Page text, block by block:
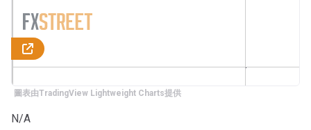
圖表由TradingView Lightweight Charts提供
N/A